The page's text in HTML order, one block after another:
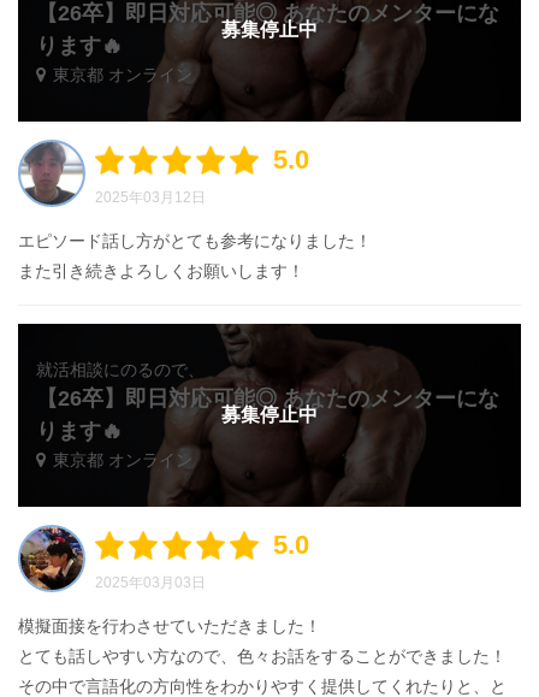
【26卒】即日対応可能◎ あなたのメンターにな
ります🔥
東京都 オンライン
募集停止中
5.0
2025年03月12日
エピソード話し方がとても参考になりました！
また引き続きよろしくお願いします！
就活相談にのるので、
【26卒】即日対応可能◎ あなたのメンターにな
ります🔥
東京都 オンライン
募集停止中
5.0
2025年03月03日
模擬面接を行わさせていただきました！
とても話しやすい方なので、色々お話をすることができました！
その中で言語化の方向性をわかりやすく提供してくれたりと、と